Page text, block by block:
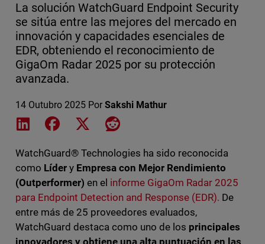
La solución WatchGuard Endpoint Security
se sitúa entre las mejores del mercado en
innovación y capacidades esenciales de
EDR, obteniendo el reconocimiento de
GigaOm Radar 2025 por su protección
avanzada.
14 Outubro 2025 Por Sakshi Mathur
Share on LinkedIn
Share on Facebook
Share on XShare on Reddit
WatchGuard® Technologies ha sido reconocida
como Lídery Empresa con Mejor Rendimiento
(Outperformer) en el informe GigaOm Radar 2025
para Endpoint Detection and Response (EDR). De
entre más de 25 proveedores evaluados,
WatchGuard destaca como uno de los principales